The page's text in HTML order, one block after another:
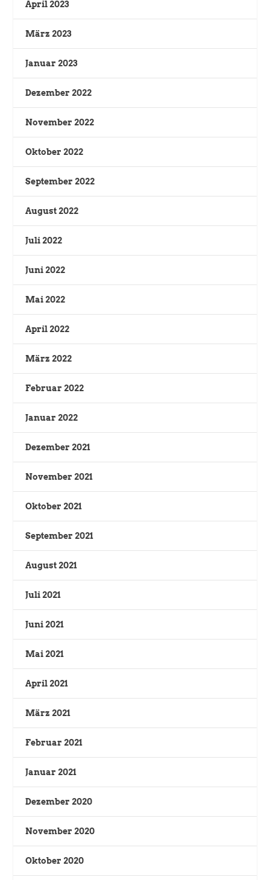
April 2023
März 2023
Januar 2023
Dezember 2022
November 2022
Oktober 2022
September 2022
August 2022
Juli 2022
Juni 2022
Mai 2022
April 2022
März 2022
Februar 2022
Januar 2022
Dezember 2021
November 2021
Oktober 2021
September 2021
August 2021
Juli 2021
Juni 2021
Mai 2021
April 2021
März 2021
Februar 2021
Januar 2021
Dezember 2020
November 2020
Oktober 2020